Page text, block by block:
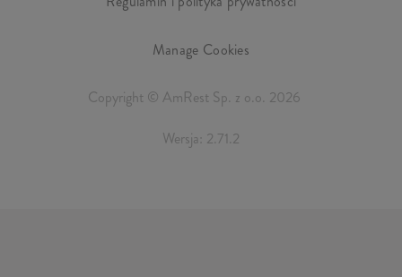
Manage Cookies
Copyright © AmRest Sp. z o.o. 2026
Wersja: 2.71.2